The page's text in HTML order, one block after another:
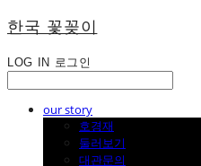
한국 꽃꽂이
LOG IN 로그인
our story
호경재
둘러보기
대관문의